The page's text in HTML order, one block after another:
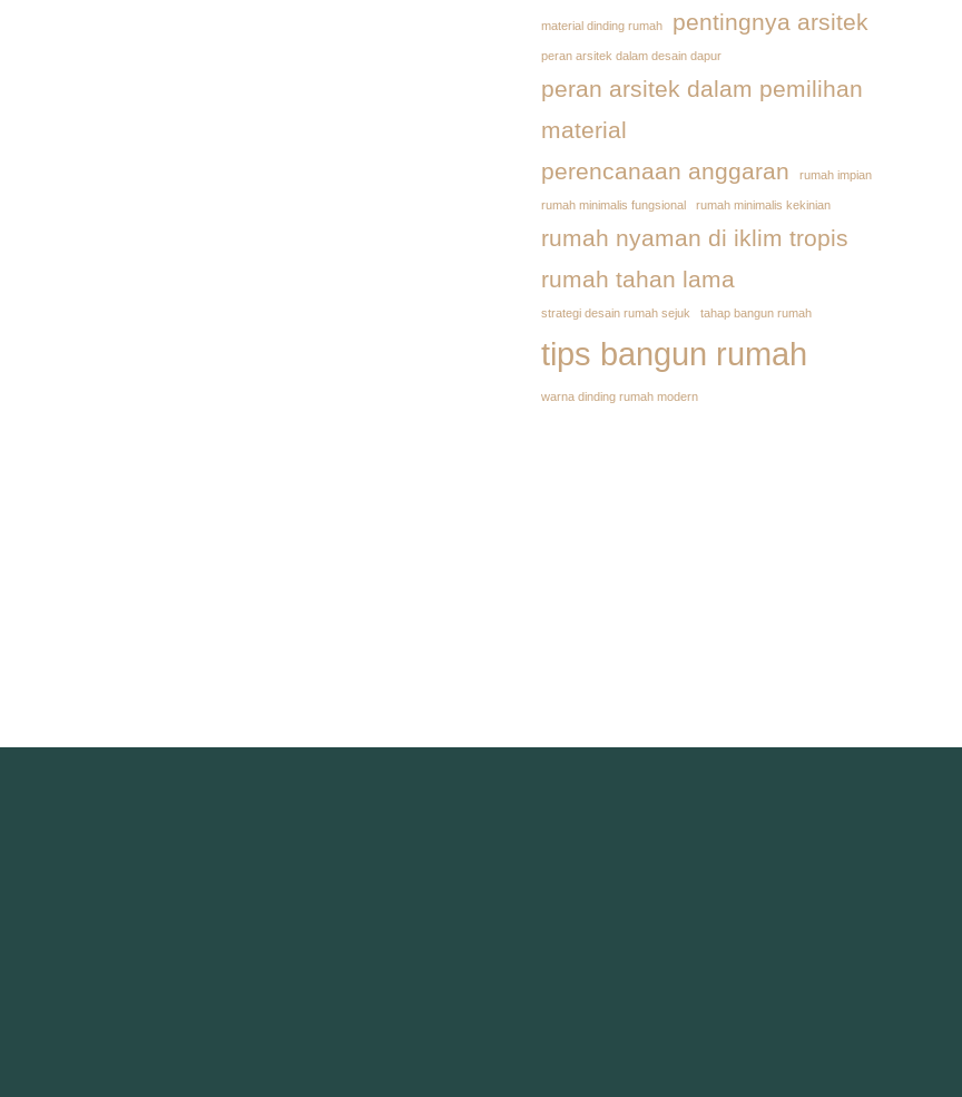
material dinding rumah pentingnya arsitek
peran arsitek dalam desain dapur
peran arsitek dalam pemilihan
material
perencanaan anggaran
rumah impian
rumah minimalis fungsional rumah minimalis kekinian
rumah nyaman di iklim tropis
rumah tahan lama
strategi desain rumah sejuk tahap bangun rumah
tips bangun rumah
warna dinding rumah modern